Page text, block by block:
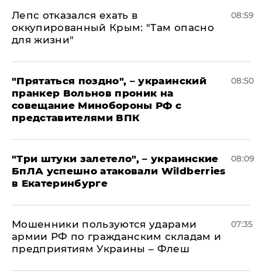
Лепс отказался ехать в
оккупированный Крым: "Там опасно
для жизни"
08:59
"Прятаться поздно", – украинский
пранкер Вольнов проник на
совещание Минобороны РФ с
представителями ВПК
08:50
"Три штуки залетело", – украинские
БпЛА успешно атаковали Wildberries
в Екатеринбурге
08:09
Мошенники пользуются ударами
армии РФ по гражданским складам и
предприятиям Украины – Флеш
07:35